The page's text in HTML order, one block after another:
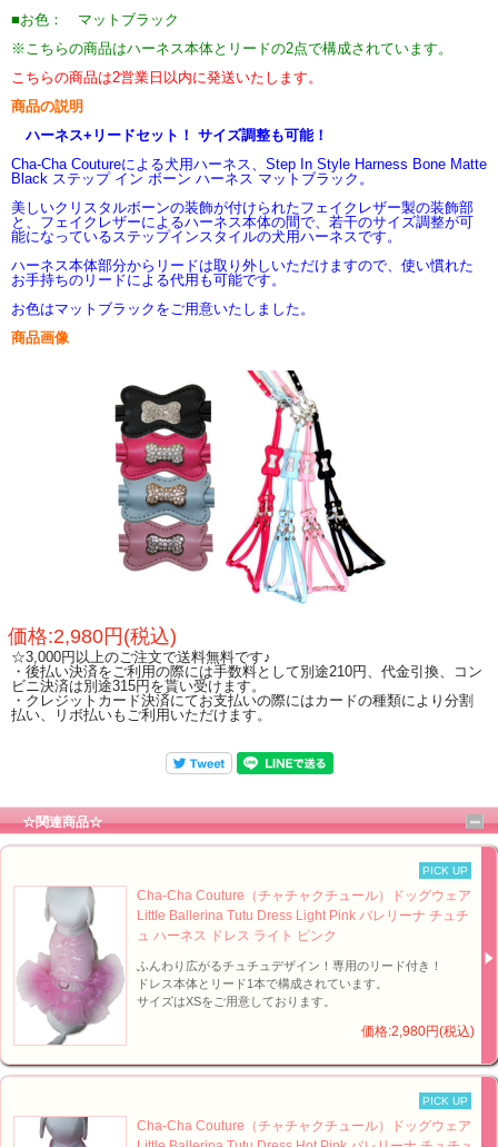
■お色： マットブラック
※こちらの商品はハーネス本体とリードの2点で構成されています。
こちらの商品は2営業日以内に発送いたします。
商品の説明
ハーネス+リードセット！ サイズ調整も可能！
Cha-Cha Coutureによる犬用ハーネス、Step In Style Harness Bone Matte
Black ステップ イン ボーン ハーネス マットブラック。
美しいクリスタルボーンの装飾が付けられたフェイクレザー製の装飾部
と、フェイクレザーによるハーネス本体の間で、若干のサイズ調整が可
能になっているステップインスタイルの犬用ハーネスです。
ハーネス本体部分からリードは取り外しいただけますので、使い慣れた
お手持ちのリードによる代用も可能です。
お色はマットブラックをご用意いたしました。
商品画像
価格:2,980円(税込)
☆3,000円以上のご注文で送料無料です♪
・後払い決済をご利用の際には手数料として別途210円、代金引換、コン
ビニ決済は別途315円を貰い受けます。
・クレジットカード決済にてお支払いの際にはカードの種類により分割
払い、リボ払いもご利用いただけます。
☆関連商品☆
PICK UP
Cha-Cha Couture（チャチャクチュール）ドッグウェア
Little Ballerina Tutu Dress Light Pink バレリーナ チュチ
ュ ハーネス ドレス ライト ピンク
ふんわり広がるチュチュデザイン！専用のリード付き！
ドレス本体とリード1本で構成されています。
サイズはXSをご用意しております。
価格:2,980円(税込)
PICK UP
Cha-Cha Couture（チャチャクチュール）ドッグウェア